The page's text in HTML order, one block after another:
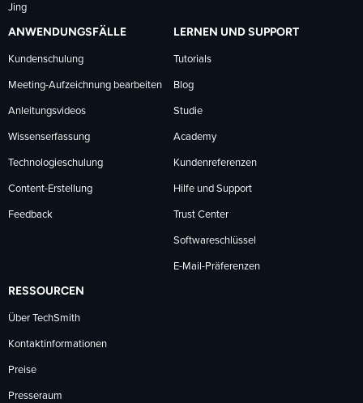
Jing
ANWENDUNGSFÄLLE
Kundenschulung
Meeting-Aufzeichnung bearbeiten
Anleitungsvideos
Wissenserfassung
Technologieschulung
Content-Erstellung
Feedback
LERNEN UND SUPPORT
Tutorials
Blog
Studie
Academy
Kundenreferenzen
Hilfe und Support
Trust Center
Softwareschlüssel
E-Mail-Präferenzen
RESSOURCEN
Über TechSmith
Kontaktinformationen
Preise
Presseraum